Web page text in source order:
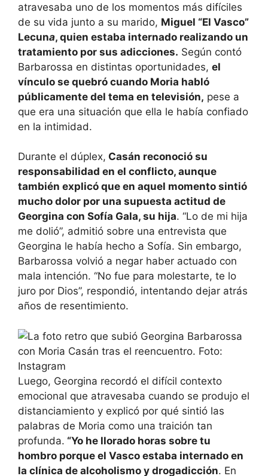
atravesaba uno de los momentos más difíciles
de su vida junto a su marido, Miguel “El Vasco”
Lecuna, quien estaba internado realizando un
tratamiento por sus adicciones. Según contó
Barbarossa en distintas oportunidades, el
vínculo se quebró cuando Moria habló
públicamente del tema en televisión, pese a
que era una situación que ella le había confiado
en la intimidad.
Durante el dúplex, Casán reconoció su
responsabilidad en el conflicto, aunque
también explicó que en aquel momento sintió
mucho dolor por una supuesta actitud de
Georgina con Sofía Gala, su hija. “Lo de mi hija
me dolió”, admitió sobre una entrevista que
Georgina le había hecho a Sofía. Sin embargo,
Barbarossa volvió a negar haber actuado con
mala intención. “No fue para molestarte, te lo
juro por Dios”, respondió, intentando dejar atrás
años de resentimiento.
Luego, Georgina recordó el difícil contexto
emocional que atravesaba cuando se produjo el
distanciamiento y explicó por qué sintió las
palabras de Moria como una traición tan
profunda. “Yo he llorado horas sobre tu
hombro porque el Vasco estaba internado en
la clínica de alcoholismo y drogadicción. En